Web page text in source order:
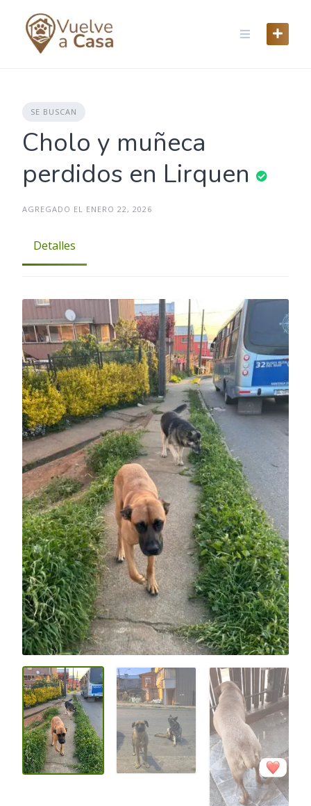
content
SE BUSCAN
Cholo y muñeca
perdidos en Lirquen
AGREGADO EL ENERO 22, 2026
Detalles